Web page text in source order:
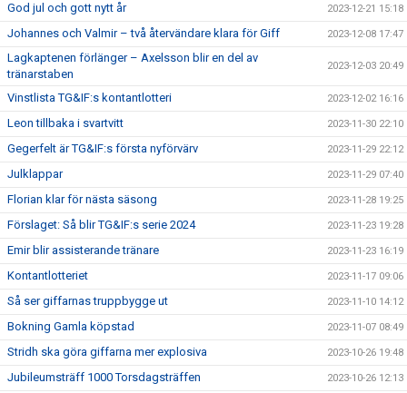
God jul och gott nytt år 2023-12-21 15:18
Johannes och Valmir – två återvändare klara för Giff 2023-12-08 17:47
Lagkaptenen förlänger – Axelsson blir en del av
tränarstaben
2023-12-03 20:49
Vinstlista TG&IF:s kontantlotteri 2023-12-02 16:16
Leon tillbaka i svartvitt 2023-11-30 22:10
Gegerfelt är TG&IF:s första nyförvärv 2023-11-29 22:12
Julklappar 2023-11-29 07:40
Florian klar för nästa säsong 2023-11-28 19:25
Förslaget: Så blir TG&IF:s serie 2024 2023-11-23 19:28
Emir blir assisterande tränare 2023-11-23 16:19
Kontantlotteriet 2023-11-17 09:06
Så ser giffarnas truppbygge ut 2023-11-10 14:12
Bokning Gamla köpstad 2023-11-07 08:49
Stridh ska göra giffarna mer explosiva 2023-10-26 19:48
Jubileumsträff 1000 Torsdagsträffen 2023-10-26 12:13